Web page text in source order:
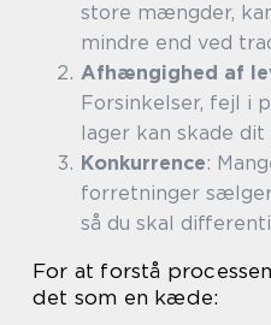
store mængder,
mindre end ved
Afhængighed af
Forsinkelser, fejl i
lager kan skade dit
Konkurrence:
forretninger
så du skal
For at forstå
det som en kæde: